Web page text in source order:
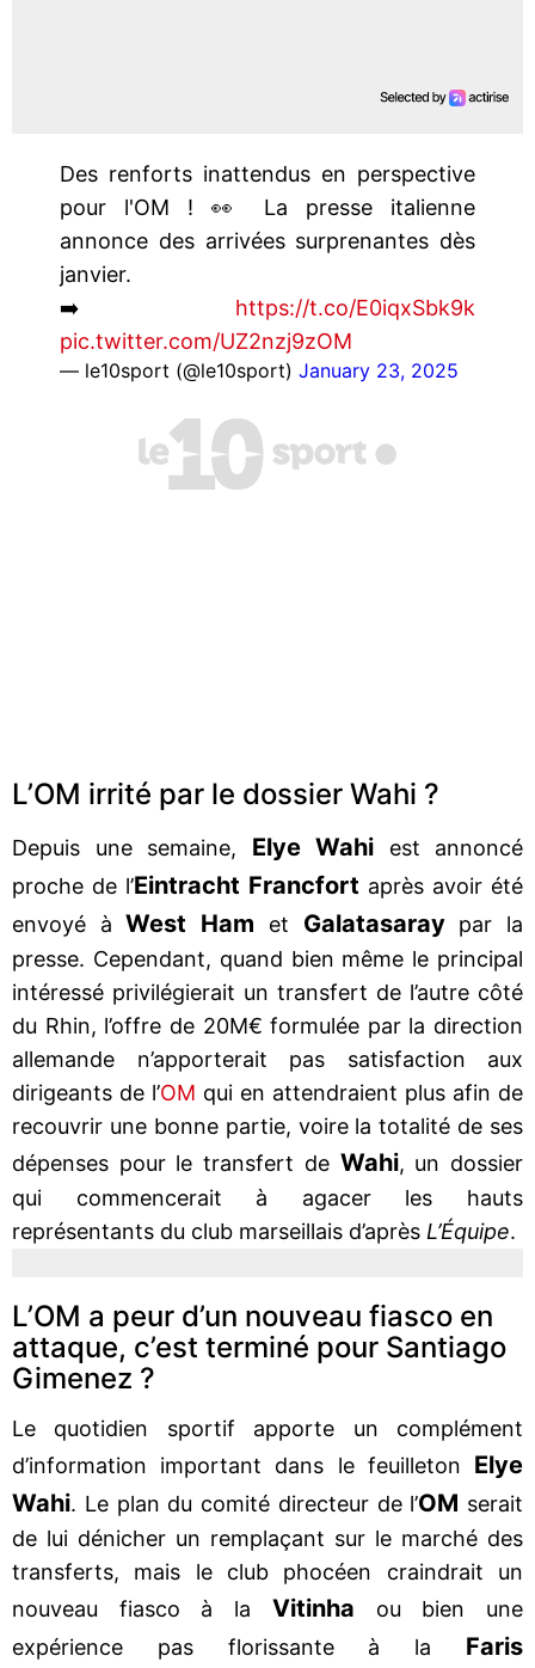
Des renforts inattendus en perspective
pour l'OM ! 👀 La presse italienne
annonce des arrivées surprenantes dès
janvier.
➡️ https://t.co/E0iqxSbk9k
pic.twitter.com/UZ2nzj9zOM
— le10sport (@le10sport) January 23, 2025
L’OM irrité par le dossier Wahi ?
Depuis une semaine, Elye Wahi
est annoncé
proche de l’Eintracht Francfort après avoir été
envoyé àWest Ham et Galatasaray par la
presse. Cependant, quand bien même le principal
intéressé privilégierait un transfert de l’autre côté
du Rhin, l’offre de 20M€ formulée par la direction
allemande n’apporterait pas satisfaction aux
dirigeants de l’OM qui en attendraient plus afin de
recouvrir une bonne partie, voire la totalité de ses
dépenses pour le transfert de Wahi, un dossier
qui commencerait à agacer les hauts
représentants du club marseillais d’après L’Équipe.
L’OM a peur d’un nouveau fiasco en
attaque, c’est terminé pour Santiago
Gimenez ?
Le quotidien sportif apporte un complément
d’information important dans le feuilleton Elye
Wahi. Le plan du comité directeur de l’OM serait
de lui dénicher un remplaçant sur le marché des
transferts, mais le club phocéen craindrait un
nouveau fiasco à la Vitinha
ou bien une
expérience pas florissante à la Faris